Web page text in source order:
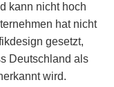
kann nicht hoch
hat nicht
gesetzt,
Deutschland als
wird.